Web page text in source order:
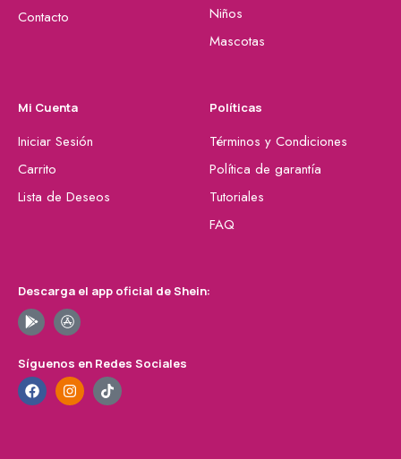
Contacto
Niños
Mascotas
Mi Cuenta
Iniciar Sesión
Carrito
Lista de Deseos
Políticas
Términos y Condiciones
Política de garantía
Tutoriales
FAQ
Descarga el app oficial de Shein:
Síguenos en Redes Sociales